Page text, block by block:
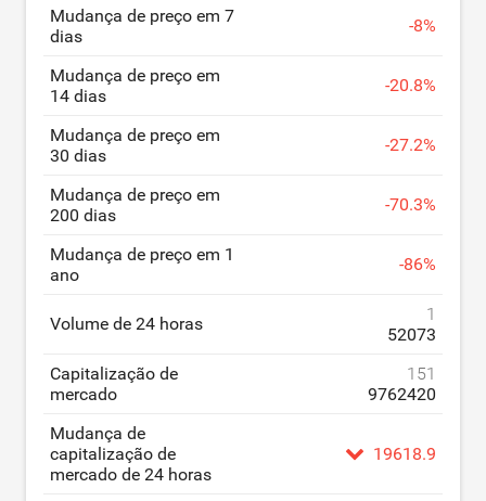
Mudança de preço em 7
dias
-8%
Mudança de preço em
14 dias
-20.8%
Mudança de preço em
30 dias
-27.2%
Mudança de preço em
200 dias
-70.3%
Mudança de preço em 1
ano
-86%
Volume de 24 horas
1
52073
Capitalização de
mercado
151
9762420
Mudança de
capitalização de
mercado de 24 horas
19618.9